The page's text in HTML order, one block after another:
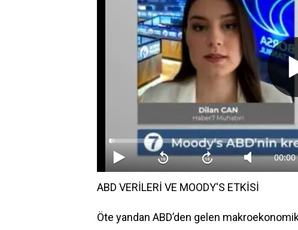
ABD VERİLERİ VE MOODY'S ETKİSİ
Öte yandan ABD’den gelen